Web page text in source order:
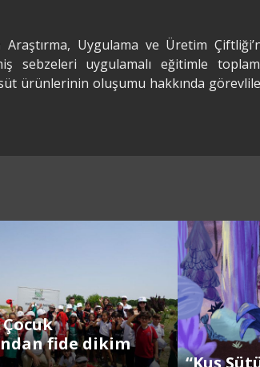
Uygulama ve Üretim
sebzeleri uygulamalı eğitimle
ürünlerinin oluşumu hakkında
fide dikim
“Kuş